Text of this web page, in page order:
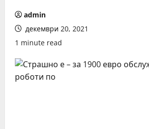
admin
декември 20, 2021
1 minute read